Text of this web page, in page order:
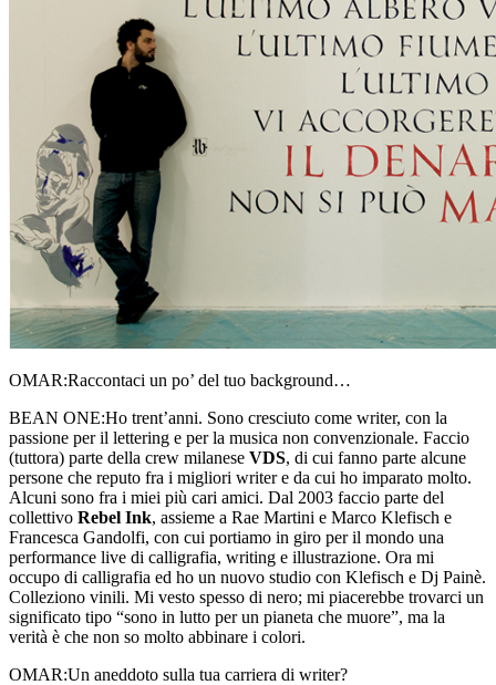
OMAR:Raccontaci un po’ del tuo background…
BEAN ONE:Ho trent’anni. Sono cresciuto come writer, con la
passione per il lettering e per la musica non convenzionale. Faccio
(tuttora) parte della crew milanese VDS, di cui fanno parte alcune
persone che reputo fra i migliori writer e da cui ho imparato molto.
Alcuni sono fra i miei più cari amici. Dal 2003 faccio parte del
collettivo Rebel Ink, assieme a Rae Martini e Marco Klefisch e
Francesca Gandolfi, con cui portiamo in giro per il mondo una
performance live di calligrafia, writing e illustrazione. Ora mi
occupo di calligrafia ed ho un nuovo studio con Klefisch e Dj Painè.
Colleziono vinili. Mi vesto spesso di nero; mi piacerebbe trovarci un
significato tipo “sono in lutto per un pianeta che muore”, ma la
verità è che non so molto abbinare i colori.
OMAR:Un aneddoto sulla tua carriera di writer?